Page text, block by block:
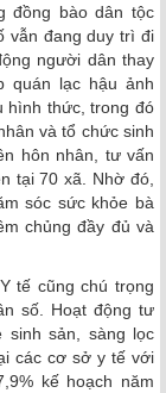
đồng bào dân tộc
vẫn đang duy trì đi
người dân thay
quán lạc hậu ảnh
hình thức, trong đó
và tổ chức sinh
hôn nhân, tư vấn
tại 70 xã. Nhờ đó,
sóc sức khỏe bà
chủng đầy đủ và
tế cũng chú trọng
số. Hoạt động tư
sinh sản, sàng lọc
các cơ sở y tế với
kế hoạch năm